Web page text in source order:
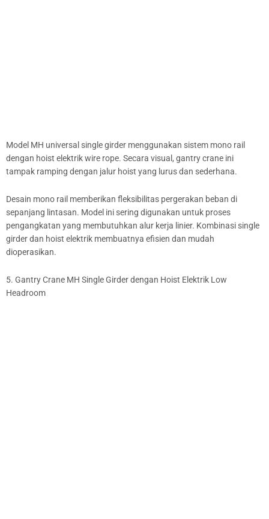
Model MH universal single girder menggunakan sistem mono rail
dengan hoist elektrik wire rope. Secara visual, gantry crane ini
tampak ramping dengan jalur hoist yang lurus dan sederhana.
Desain mono rail memberikan fleksibilitas pergerakan beban di
sepanjang lintasan. Model ini sering digunakan untuk proses
pengangkatan yang membutuhkan alur kerja linier. Kombinasi single
girder dan hoist elektrik membuatnya efisien dan mudah
dioperasikan.
5. Gantry Crane MH Single Girder dengan Hoist Elektrik Low
Headroom